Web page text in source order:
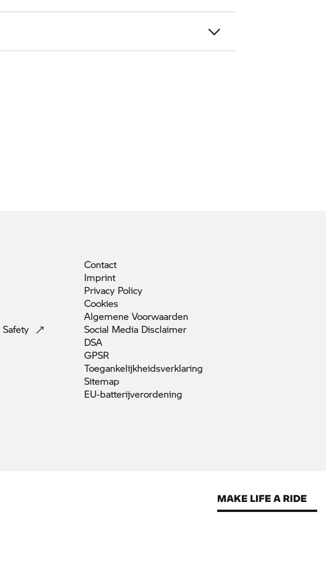
Safety
Contact
Imprint
Privacy Policy
Cookies
Algemene Voorwaarden
Social Media Disclaimer
DSA
GPSR
Toegankelijkheidsverklaring
Sitemap
EU-batterijverordening